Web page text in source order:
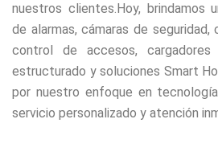
nuestros clientes. Hoy, brindamos
de alarmas, cámaras de seguridad,
control de accesos, cargadores
estructurado y soluciones Smart
por nuestro enfoque en
servicio personalizado y atención